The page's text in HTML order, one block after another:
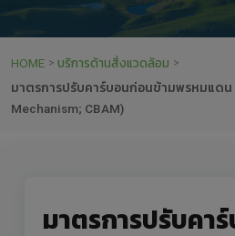
HOME > บริการด้านสิ่งแวดล้อม >
มาตรการปรับคาร์บอนก่อนข้ามพรหมแดน
Mechanism; CBAM)
มาตรการปรับคา